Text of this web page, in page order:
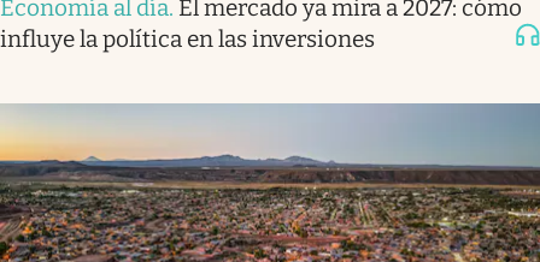
Economía al día. El mercado ya mira a 2027: cómo
influye la política en las inversiones